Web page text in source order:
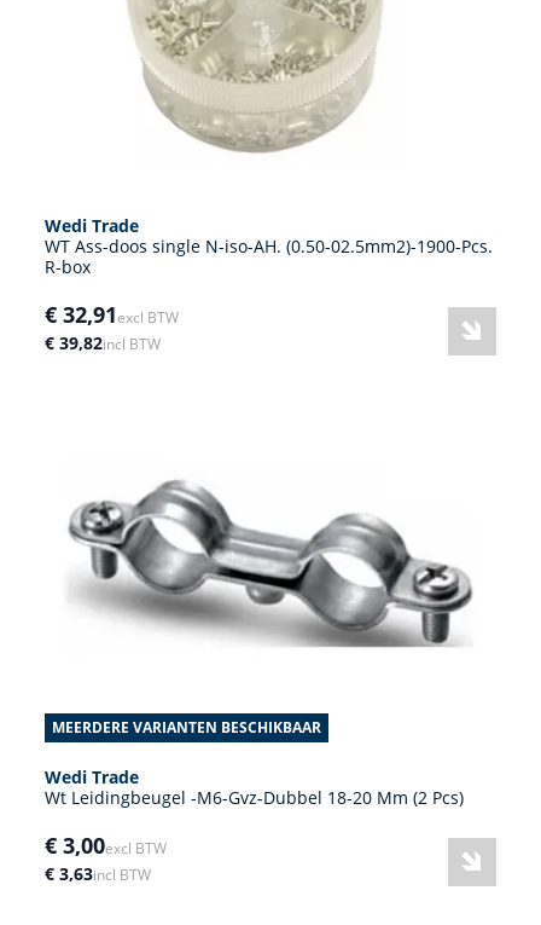
Wedi Trade
WT Ass-doos single N-iso-AH. (0.50-02.5mm2)-1900-Pcs.
R-box
€ 32,91excl BTW
€ 39,82incl BTW
MEERDERE VARIANTEN BESCHIKBAAR
Wedi Trade
Wt Leidingbeugel -M6-Gvz-Dubbel 18-20 Mm (2 Pcs)
€ 3,00excl BTW
€ 3,63incl BTW